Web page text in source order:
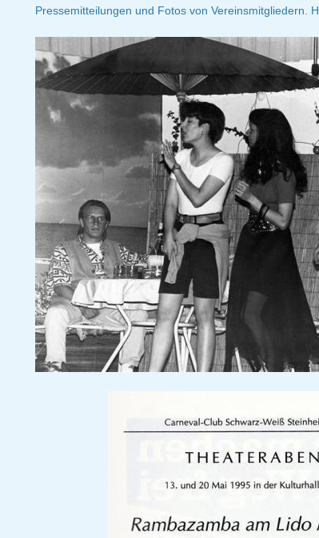
Pressemitteilungen und Fotos von Vereinsmitgliedern.